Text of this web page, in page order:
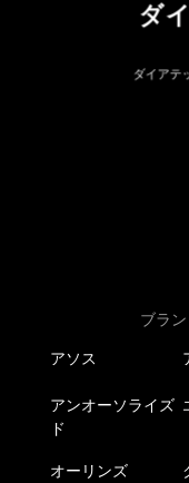
ダ
ダイアテ
ブラ
アソス
アンオーソライズ
ド
オーリンズ